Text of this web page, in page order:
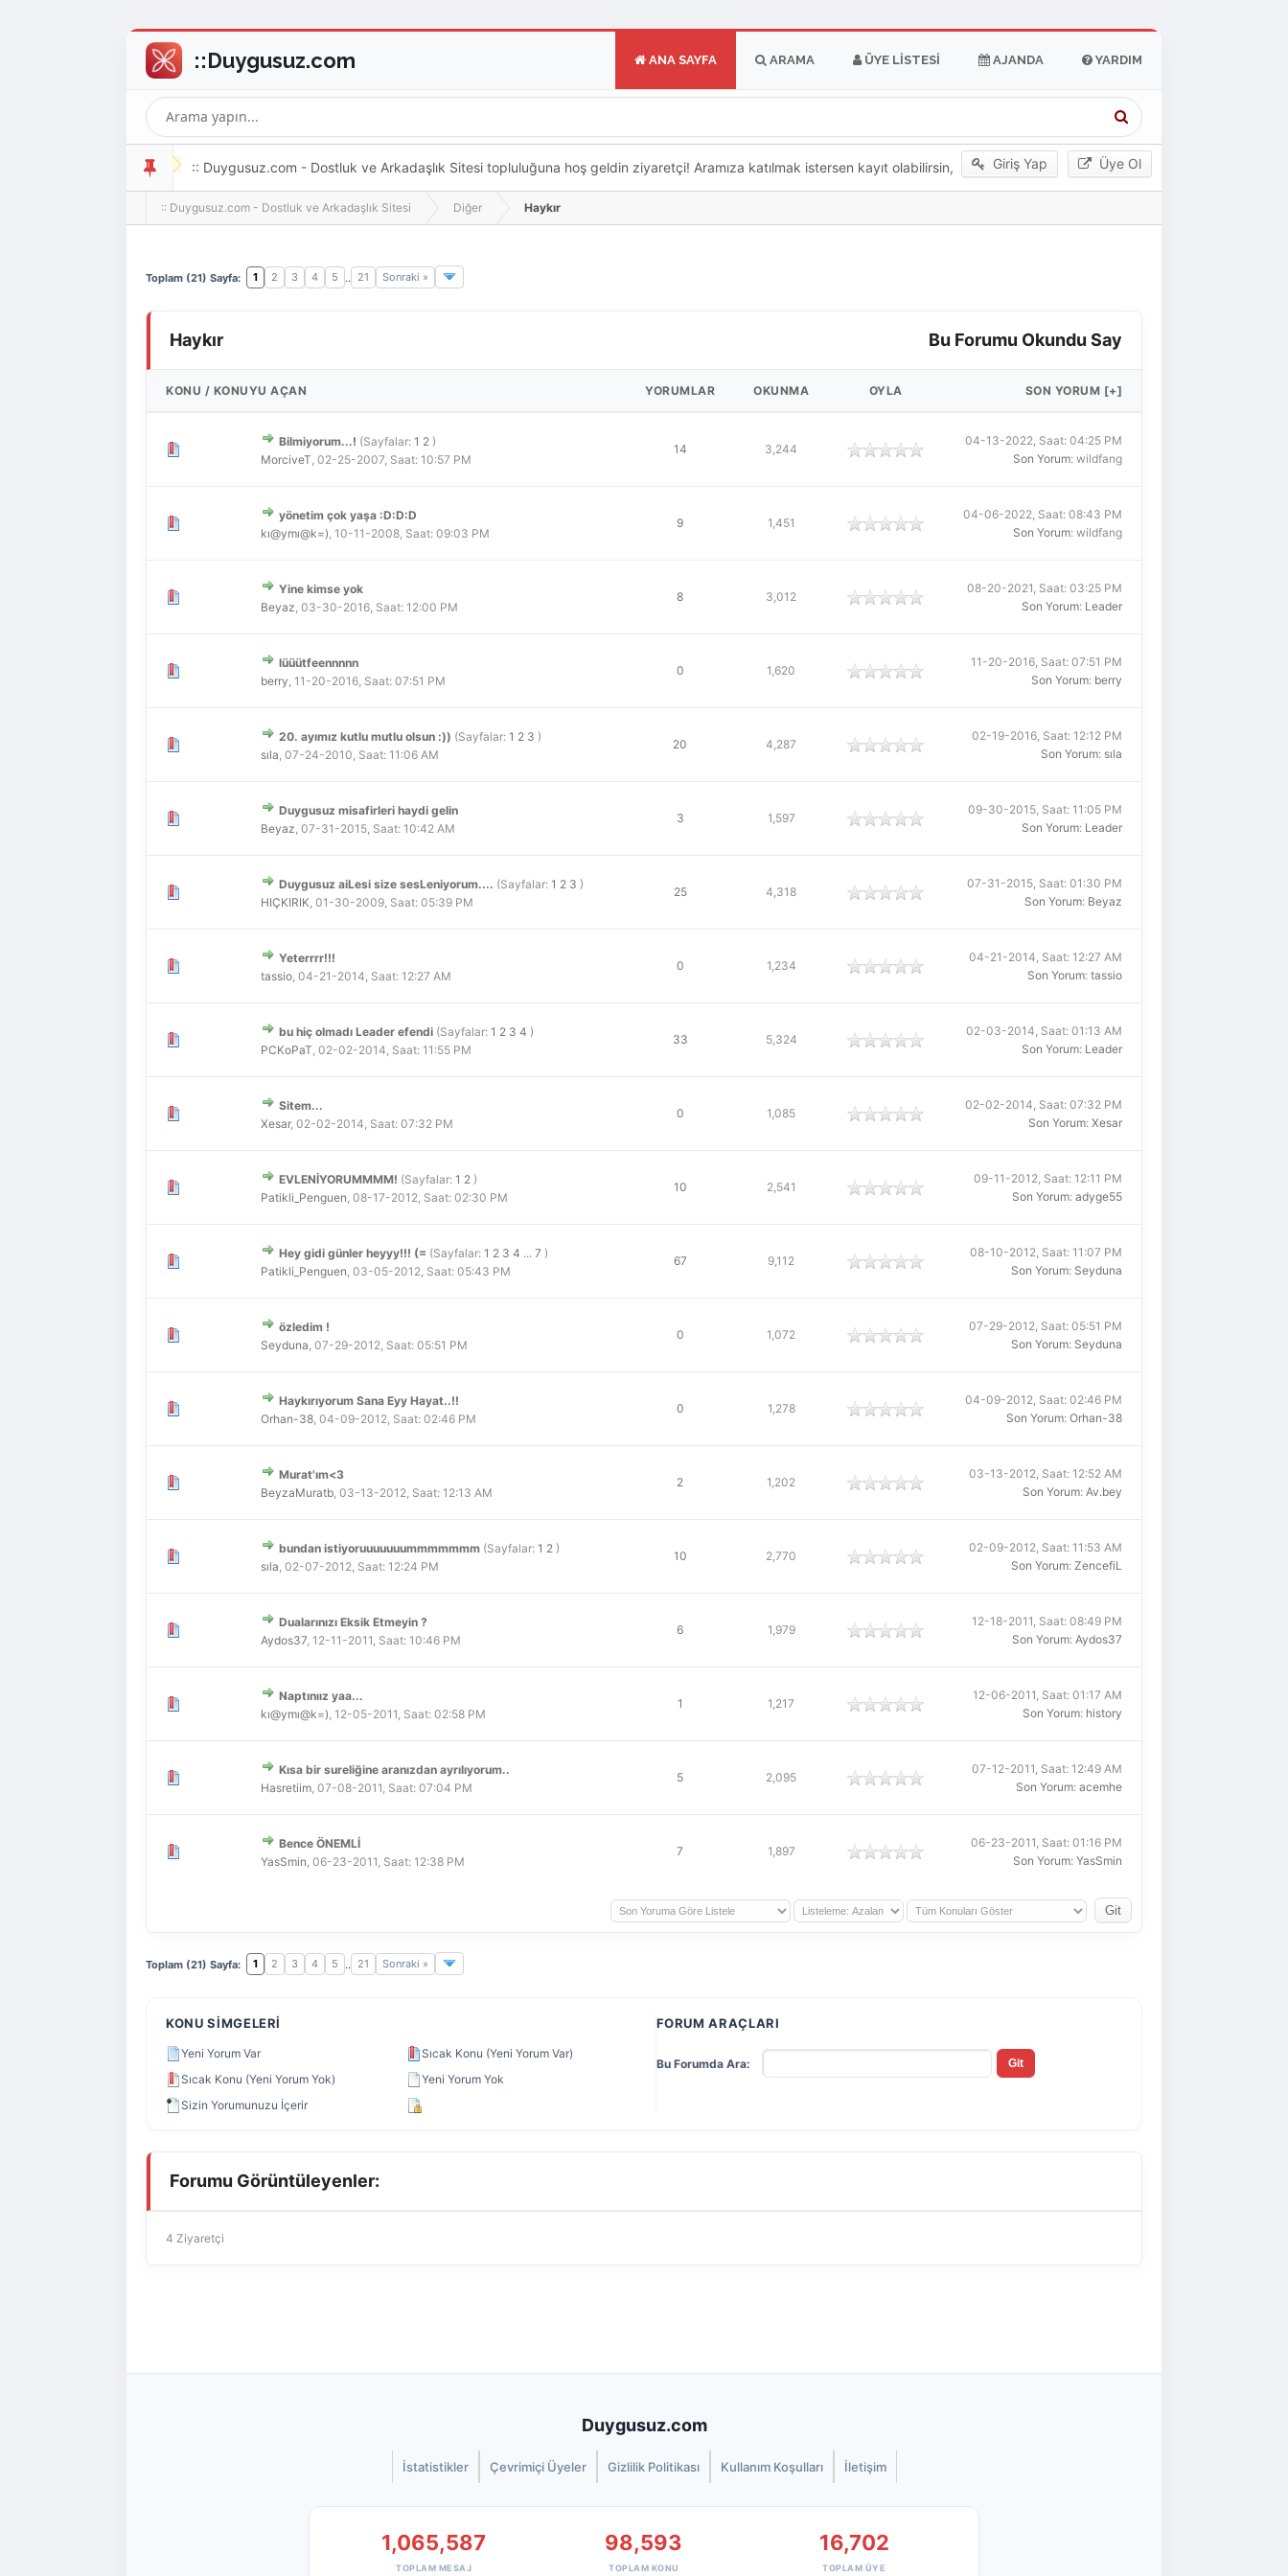
ANA SAYFA ARAMA ÜYE LISTESI AJANDA YARDIM
Giriş Yap Üye Ol
:: Duygusuz.com - Dostluk ve Arkadaşlık Sitesi topluluğuna hoş geldin ziyaretçi! Aramıza katılmak istersen kayıt olabilirsin,
oldukça kolay ve zahmetsizdir.
:: Duygusuz.com - Dostluk ve Arkadaşlık Sitesi Diğer Haykır
Toplam (21) Sayfa: 1 2 3 4 5 .. 21 Sonraki »
Bu Forumu Okundu Say
Haykır
KONU / KONUYU AÇAN YORUMLAR OKUNMA OYLA SON YORUM [+]
Bilmiyorum...! (Sayfalar: 1 2 )
MorciveT, 02-25-2007, Saat: 10:57 PM
14 3,244
Derecelendirme: 0/5 - 0 oy
1 2345
04-13-2022, Saat: 04:25 PM
Son Yorum: wildfang
yönetim çok yaşa :D:D:D
kı@ymı@k=), 10-11-2008, Saat: 09:03 PM
9 1,451
Derecelendirme: 0/5 - 0 oy
1 2345
04-06-2022, Saat: 08:43 PM
Son Yorum: wildfang
Yine kimse yok
Beyaz, 03-30-2016, Saat: 12:00 PM
8 3,012
Derecelendirme: 0/5 - 0 oy
08-20-2021, Saat: 03:25 PM
Son Yorum: Leader
lüüütfeennnnn
berry, 11-20-2016, Saat: 07:51 PM
0 1,620
Derecelendirme: 0/5 - 0 oy
11-20-2016, Saat: 07:51 PM
Son Yorum: berry
20. ayımız kutlu mutlu olsun :)) (Sayfalar: 1 2 3 )
sıla, 07-24-2010, Saat: 11:06 AM
20 4,287
Derecelendirme: 0/5 - 0 oy
1234 5
02-19-2016, Saat: 12:12 PM
Son Yorum: sıla
Duygusuz misafirleri haydi gelin
Beyaz, 07-31-2015, Saat: 10:42 AM
3 1,597
Derecelendirme: 0/5 - 0 oy
123 45
09-30-2015, Saat: 11:05 PM
Son Yorum: Leader
Duygusuz aiLesi size sesLeniyorum.... (Sayfalar: 1 2 3 )
HIÇKIRIK, 01-30-2009, Saat: 05:39 PM
25 4,318
Derecelendirme: 0/5 - 0 oy
12345
07-31-2015, Saat: 01:30 PM
Son Yorum: Beyaz
Yeterrrr!!!
tassio, 04-21-2014, Saat: 12:27 AM
0 1,234
Derecelendirme: 0/5 - 0 oy
04-21-2014, Saat: 12:27 AM
Son Yorum: tassio
bu hiç olmadı Leader efendi (Sayfalar: 1 2 3 4 )
PCKoPaT, 02-02-2014, Saat: 11:55 PM
33 5,324
Derecelendirme: 0/5 - 0 oy
123 45
02-03-2014, Saat: 01:13 AM
Son Yorum: Leader
Sitem...
Xesar, 02-02-2014, Saat: 07:32 PM
0 1,085
Derecelendirme: 0/5 - 0 oy
02-02-2014, Saat: 07:32 PM
Son Yorum: Xesar
EVLENİYORUMMMM! (Sayfalar: 1 2 )
Patikli_Penguen, 08-17-2012, Saat: 02:30 PM
10 2,541
Derecelendirme: 0/5 - 0 oy
12345
09-11-2012, Saat: 12:11 PM
Son Yorum: adyge55
Hey gidi günler heyyy!!! (= (Sayfalar: 1 2 3 4 ... 7 )
Patikli_Penguen, 03-05-2012, Saat: 05:43 PM
67 9,112
Derecelendirme: 0/5 - 0 oy
12 345
08-10-2012, Saat: 11:07 PM
Son Yorum: Seyduna
özledim !
Seyduna, 07-29-2012, Saat: 05:51 PM
0 1,072
Derecelendirme: 0/5 - 0 oy
07-29-2012, Saat: 05:51 PM
Son Yorum: Seyduna
Haykırıyorum Sana Eyy Hayat..!!
Orhan-38, 04-09-2012, Saat: 02:46 PM
0 1,278
Derecelendirme: 0/5 - 0 oy
12 345
04-09-2012, Saat: 02:46 PM
Son Yorum: Orhan-38
Murat'ım<3
BeyzaMuratb, 03-13-2012, Saat: 12:13 AM
2 1,202
Derecelendirme: 0/5 - 0 oy
03-13-2012, Saat: 12:52 AM
Son Yorum: Av.bey
bundan istiyoruuuuuuummmmmmm (Sayfalar: 1 2 )
sıla, 02-07-2012, Saat: 12:24 PM
10 2,770
Derecelendirme: 0/5 - 0 oy
12345
02-09-2012, Saat: 11:53 AM
Son Yorum: ZencefiL
Dualarınızı Eksik Etmeyin ?
Aydos37, 12-11-2011, Saat: 10:46 PM
6 1,979
Derecelendirme: 0/5 - 0 oy
12345
12-18-2011, Saat: 08:49 PM
Son Yorum: Aydos37
Naptınıız yaa...
kı@ymı@k=), 12-05-2011, Saat: 02:58 PM
1 1,217
Derecelendirme: 0/5 - 0 oy
12-06-2011, Saat: 01:17 AM
Son Yorum: history
Kısa bir sureliğine aranızdan ayrılıyorum..
Hasretiim, 07-08-2011, Saat: 07:04 PM
5 2,095
Derecelendirme: 0/5 - 0 oy
1 2345
07-12-2011, Saat: 12:49 AM
Son Yorum: acemhe
Bence ÖNEMLİ
YasSmin, 06-23-2011, Saat: 12:38 PM
7 1,897
Derecelendirme: 0/5 - 0 oy
06-23-2011, Saat: 01:16 PM
Son Yorum: YasSmin
Toplam (21) Sayfa: 1 2 3 4 5 .. 21 Sonraki »
KONU SIMGELERI
Yeni Yorum Var
Sıcak Konu (Yeni Yorum Var)
Sıcak Konu (Yeni Yorum Yok)
Yeni Yorum Yok
Sizin Yorumunuzu İçerir
FORUM ARAÇLARI
Bu Forumda Ara:
Forumu Görüntüleyenler:
4 Ziyaretçi
Duygusuz.com
İstatistikler Çevrimiçi Üyeler Gizlilik Politikası Kullanım Koşulları İletişim
1,065,587
TOPLAM MESAJ
98,593
TOPLAM KONU
16,702
TOPLAM ÜYE